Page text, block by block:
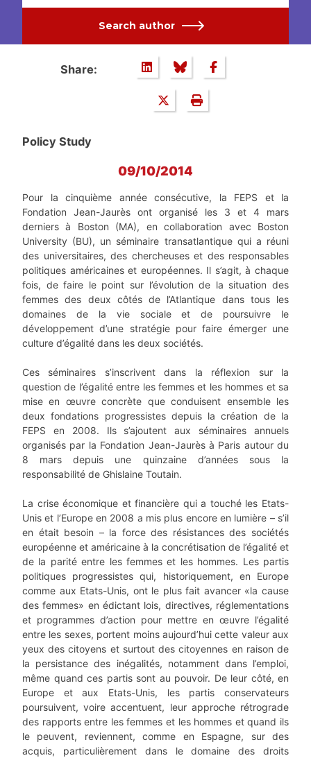
Search author
Share:
Policy Study
09/10/2014
Pour la cinquième année consécutive, la FEPS et la
Fondation Jean-Jaurès ont organisé les 3 et 4 mars
derniers à Boston (MA), en collaboration avec Boston
University (BU), un séminaire transatlantique qui a réuni
des universitaires, des chercheuses et des responsables
politiques américaines et européennes. Il s’agit, à chaque
fois, de faire le point sur l’évolution de la situation des
femmes des deux côtés de l’Atlantique dans tous les
domaines de la vie sociale et de poursuivre le
développement d’une stratégie pour faire émerger une
culture d’égalité dans les deux sociétés.
Ces séminaires s’inscrivent dans la réflexion sur la
question de l’égalité entre les femmes et les hommes et sa
mise en œuvre concrète que conduisent ensemble les
deux fondations progressistes depuis la création de la
FEPS en 2008. Ils s’ajoutent aux séminaires annuels
organisés par la Fondation Jean-Jaurès à Paris autour du
8 mars depuis une quinzaine d’années sous la
responsabilité de Ghislaine Toutain.
La crise économique et financière qui a touché les Etats-
Unis et l’Europe en 2008 a mis plus encore en lumière – s’il
en était besoin – la force des résistances des sociétés
européenne et américaine à la concrétisation de l’égalité et
de la parité entre les femmes et les hommes. Les partis
politiques progressistes qui, historiquement, en Europe
comme aux Etats-Unis, ont le plus fait avancer «la cause
des femmes» en édictant lois, directives, réglementations
et programmes d’action pour mettre en œuvre l’égalité
entre les sexes, portent moins aujourd’hui cette valeur aux
yeux des citoyens et surtout des citoyennes en raison de
la persistance des inégalités, notamment dans l’emploi,
même quand ces partis sont au pouvoir. De leur côté, en
Europe et aux Etats-Unis, les partis conservateurs
poursuivent, voire accentuent, leur approche rétrograde
des rapports entre les femmes et les hommes et quand ils
le peuvent, reviennent, comme en Espagne, sur des
acquis, particulièrement dans le domaine des droits